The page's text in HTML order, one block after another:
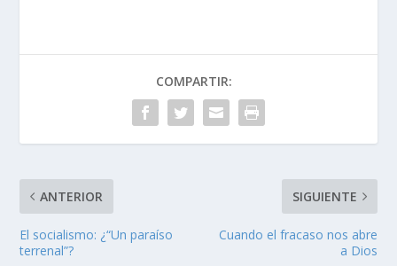
COMPARTIR:
ANTERIOR
El socialismo: ¿“Un paraíso
terrenal”?
SIGUIENTE
Cuando el fracaso nos abre
a Dios